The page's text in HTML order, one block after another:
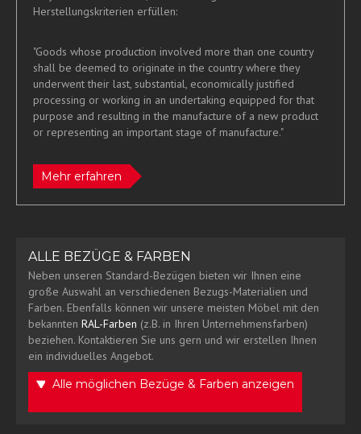
Herstellungskriterien erfüllen:
"Goods whose production involved more than one country
shall be deemed to originate in the country where they
underwent their last, substantial, economically justified
processing or working in an undertaking equipped for that
purpose and resulting in the manufacture of a new product
or representing an important stage of manufacture."
Mehr erfahren
ALLE BEZÜGE & FARBEN
Neben unseren Standard-Bezügen bieten wir Ihnen eine
große Auswahl an verschiedenen Bezugs-Materialien und
Farben. Ebenfalls können wir unsere meisten Möbel mit den
bekannten RAL-Farben (z.B. in Ihren Unternehmensfarben)
beziehen. Kontaktieren Sie uns gern und wir erstellen Ihnen
ein individuelles Angebot.
Alle möglichen Bezüge & Farben anzeigen